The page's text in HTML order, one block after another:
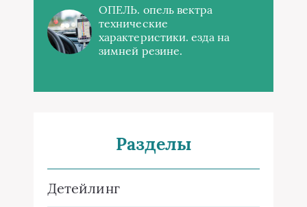
ОПЕЛЬ. опель вектра
технические
характеристики. езда на
зимней резине.
Разделы
Детейлинг